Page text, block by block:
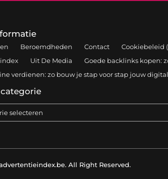
Beroemdheden Contact Cookiebeleid
Uit De Media
Goede backlinks kopen:
verdienen: zo bouw je stap voor stap jouw
All Right Reserved.​